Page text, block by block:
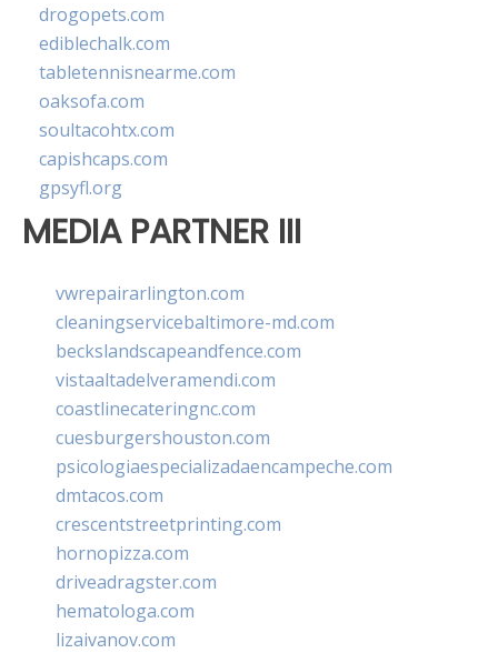
drogopets.com
ediblechalk.com
tabletennisnearme.com
oaksofa.com
soultacohtx.com
capishcaps.com
gpsyfl.org
MEDIA PARTNER III
vwrepairarlington.com
cleaningservicebaltimore-md.com
beckslandscapeandfence.com
vistaaltadelveramendi.com
coastlinecateringnc.com
cuesburgershouston.com
psicologiaespecializadaencampeche.com
dmtacos.com
crescentstreetprinting.com
hornopizza.com
driveadragster.com
hematologa.com
lizaivanov.com